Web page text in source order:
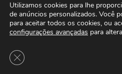
Utilizamos cookies para lhe
de anúncios personalizados. Você
para aceitar todos os cookies, ou
configurações avançadas para
Close GDPR Cookie Banner